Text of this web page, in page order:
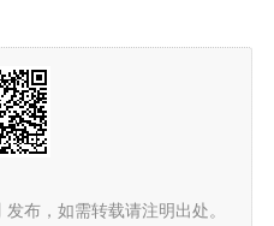
发布，如需转载请注明出处。